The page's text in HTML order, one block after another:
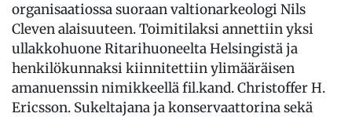
organisaatiossa suoraan valtionarkeologi Nils
Cleven alaisuuteen. Toimitilaksi annettiin yksi
ullakkohuone Ritarihuoneelta Helsingistä ja
henkilökunnaksi kiinnitettiin ylimääräisen
amanuenssin nimikkeellä fil.kand. Christoffer H.
Ericsson. Sukeltajana ja konservaattorina sekä